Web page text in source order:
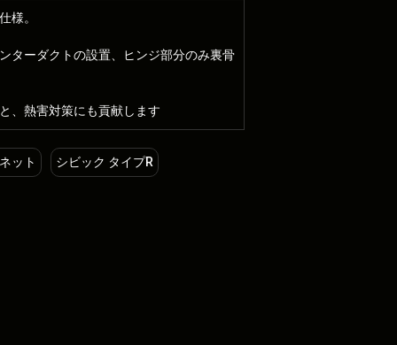
様。
ターダクトの設置、ヒンジ部分のみ裏骨
、熱害対策にも貢献します
ット シビック タイプR